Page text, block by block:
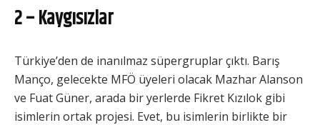
2 – Kaygısızlar
Türkiye’den de inanılmaz süpergruplar çıktı. Barış
Manço, gelecekte MFÖ üyeleri olacak Mazhar Alanson
ve Fuat Güner, arada bir yerlerde Fikret Kızılok gibi
isimlerin ortak projesi. Evet, bu isimlerin birlikte bir